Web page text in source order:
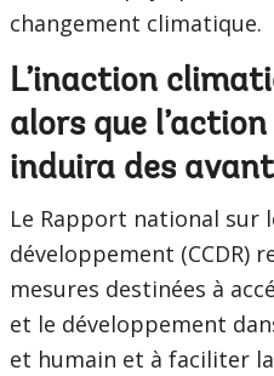
changement climatique.
L’inaction
alors que
induira des
Le Rapport national sur
développement (CCDR)
mesures destinées à
et le développement
et humain et à faciliter